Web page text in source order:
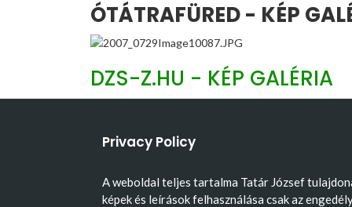
ÓTÁTRAFÜRED - KÉP
DZS-Z.HU - KÉP GALÉRIA
Privacy Policy
A weboldal teljes tartalma Tatár József
képek és leírások felhasználása csak az